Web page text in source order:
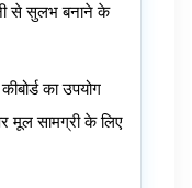
से सुलभ बनाने के
का उपयोग
मूल सामग्री के लिए